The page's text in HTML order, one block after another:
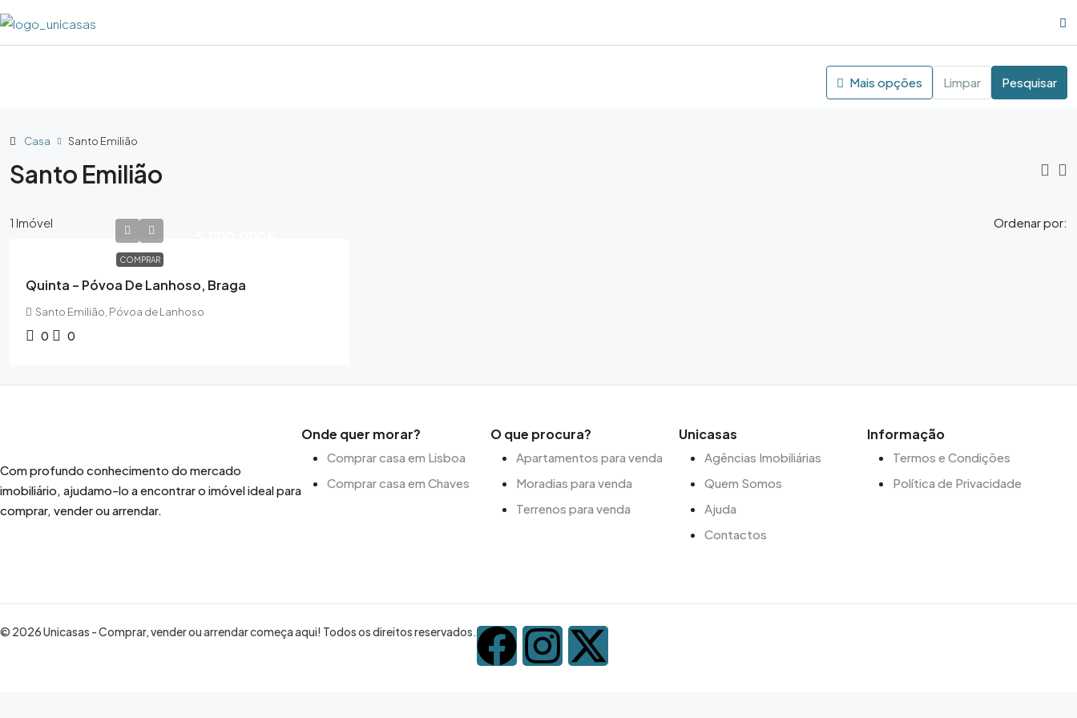
Mais opções Limpar Pesquisar
Casa Santo Emilião
Santo Emilião
1 Imóvel Ordenar por:
COMPRAR
Quinta – Póvoa De Lanhoso, Braga
Santo Emilião, Póvoa de Lanhoso
0 0
Com profundo conhecimento do mercado
imobiliário, ajudamo-lo a encontrar o imóvel ideal para
comprar, vender ou arrendar.
Onde quer morar?
Comprar casa em Lisboa
Comprar casa em Chaves
O que procura?
Apartamentos para venda
Moradias para venda
Terrenos para venda
Unicasas
Agências Imobiliárias
Quem Somos
Ajuda
Contactos
Informação
Termos e Condições
Política de Privacidade
© 2026 Unicasas - Comprar, vender ou arrendar começa aqui! Todos os direitos reservados.